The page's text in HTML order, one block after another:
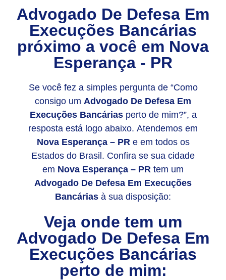
Advogado De Defesa Em
Execuções Bancárias
próximo a você em Nova
Esperança - PR
Se você fez a simples pergunta de “Como
consigo um Advogado De Defesa Em
Execuções Bancáriasperto de mim?”, a
resposta está logo abaixo. Atendemos em
Nova Esperança – PR e em todos os
Estados do Brasil. Confira se sua cidade
em Nova Esperança – PR tem um
Advogado De Defesa Em Execuções
Bancárias à sua disposição:
Veja onde tem um
Advogado De Defesa Em
Execuções Bancárias
perto de mim: